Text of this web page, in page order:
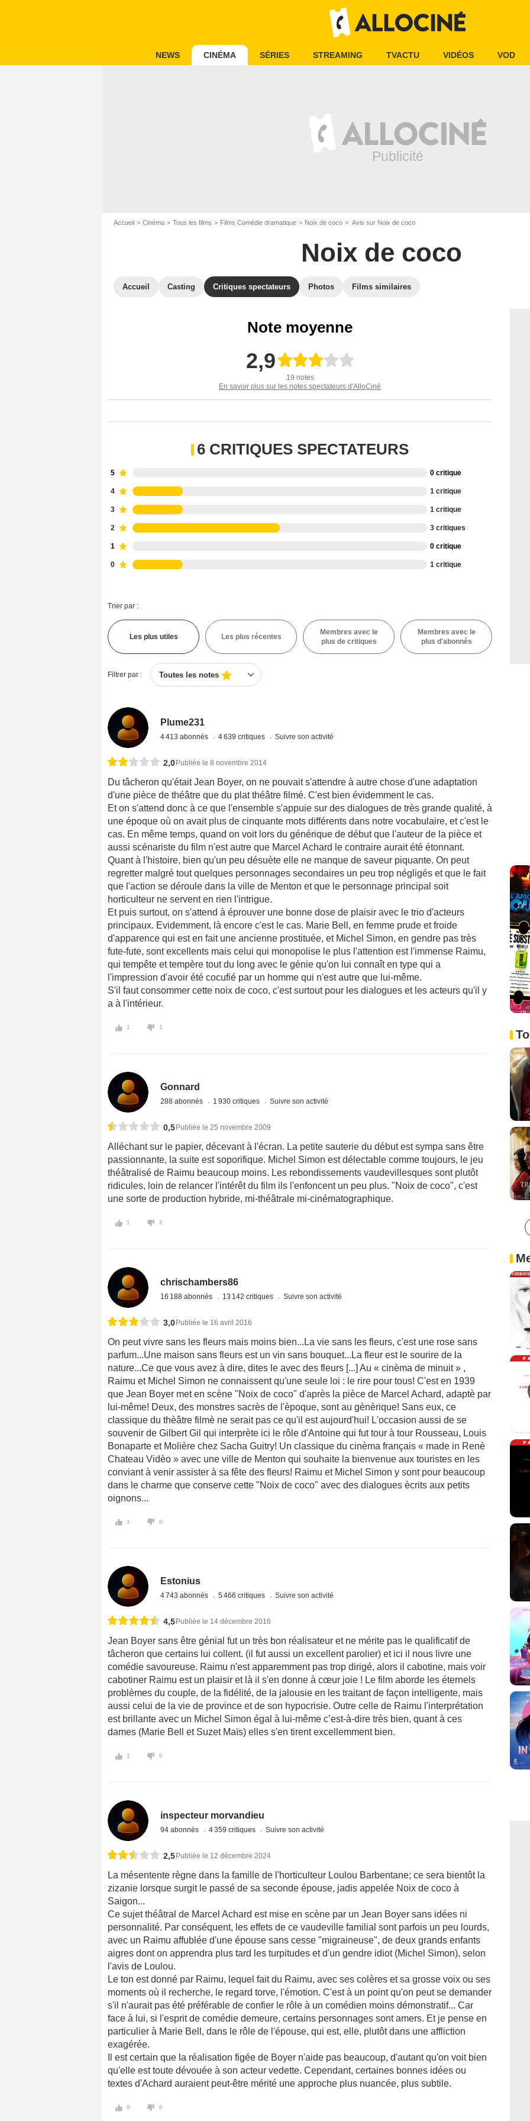
NEWS CINÉMA SÉRIES STREAMING TVACTU VIDÉOS VOD
Accueil Cinéma Tous les films Films Comédie dramatique Noix de coco Avis sur Noix de coco
Noix de coco
Accueil Casting Critiques spectateurs Photos Films similaires
Note moyenne
2,9
19 notes
En savoir plus sur les notes spectateurs d'AlloCiné
6 CRITIQUES SPECTATEURS
5 0 critique
4 1 critique
3 1 critique
2 3 critiques
1 0 critique
0 1 critique
Trier par :
Les plus utiles Les plus récentes
Membres avec le
plus de critiques
Membres avec le
plus d'abonnés
Filtrer par : Toutes les notes
Plume231
4 413 abonnés 4 639 critiques Suivre son activité
2,0 Publiée le 8 novembre 2014
Du tâcheron qu'était Jean Boyer, on ne pouvait s'attendre à autre chose d'une adaptation
d'une pièce de théâtre que du plat théâtre filmé. C'est bien évidemment le cas.
Et on s'attend donc à ce que l'ensemble s'appuie sur des dialogues de très grande qualité, à
une époque où on avait plus de cinquante mots différents dans notre vocabulaire, et c'est le
cas. En même temps, quand on voit lors du générique de début que l'auteur de la pièce et
aussi scénariste du film n'est autre que Marcel Achard le contraire aurait été étonnant.
Quant à l'histoire, bien qu'un peu désuète elle ne manque de saveur piquante. On peut
regretter malgré tout quelques personnages secondaires un peu trop négligés et que le fait
que l'action se déroule dans la ville de Menton et que le personnage principal soit
horticulteur ne servent en rien l'intrigue.
Et puis surtout, on s'attend à éprouver une bonne dose de plaisir avec le trio d'acteurs
principaux. Evidemment, là encore c'est le cas. Marie Bell, en femme prude et froide
d'apparence qui est en fait une ancienne prostituée, et Michel Simon, en gendre pas très
fute-fute, sont excellents mais celui qui monopolise le plus l'attention est l'immense Raimu,
qui tempête et tempère tout du long avec le génie qu'on lui connaît en type qui a
l'impression d'avoir été cocufié par un homme qui n'est autre que lui-même.
S'il faut consommer cette noix de coco, c'est surtout pour les dialogues et les acteurs qu'il y
a à l'intérieur.
1 1
Gonnard
288 abonnés 1 930 critiques Suivre son activité
0,5Publiée le 25 novembre 2009
Alléchant sur le papier, décevant à l'écran. La petite sauterie du début est sympa sans être
passionnante, la suite est soporifique. Michel Simon est délectable comme toujours, le jeu
théâtralisé de Raimu beaucoup moins. Les rebondissements vaudevillesques sont plutôt
ridicules, loin de relancer l'intérêt du film ils l'enfoncent un peu plus. "Noix de coco", c'est
une sorte de production hybride, mi-théâtrale mi-cinématographique.
1 2
chrischambers86
16 188 abonnés 13 142 critiques Suivre son activité
3,0Publiée le 16 avril 2016
On peut vivre sans les fleurs mais moins bien...La vie sans les fleurs, c'est une rose sans
parfum...Une maison sans fleurs est un vin sans bouquet...La fleur est le sourire de la
nature...Ce que vous avez à dire, dites le avec des fleurs [...] Au « cinèma de minuit » ,
Raimu et Michel Simon ne connaissent qu'une seule loi : le rire pour tous! C'est en 1939
que Jean Boyer met en scène "Noix de coco" d'après la pièce de Marcel Achard, adaptè par
lui-même! Deux, des monstres sacrès de l'èpoque, sont au gènèrique! Sans eux, ce
classique du thèâtre filmè ne serait pas ce qu'il est aujourd'hui! L'occasion aussi de se
souvenir de Gilbert Gil qui interprète ici le rôle d'Antoine qui fut tour à tour Rousseau, Louis
Bonaparte et Molière chez Sacha Guitry! Un classique du cinèma français « made in Renè
Chateau Vidèo » avec une ville de Menton qui souhaite la bienvenue aux touristes en les
conviant à venir assister à sa fête des fleurs! Raimu et Michel Simon y sont pour beaucoup
dans le charme que conserve cette "Noix de coco" avec des dialogues ècrits aux petits
oignons...
1 0
Estonius
4 743 abonnés 5 466 critiques Suivre son activité
4,5 Publiée le 14 décembre 2016
Jean Boyer sans être génial fut un très bon réalisateur et ne mérite pas le qualificatif de
tâcheron que certains lui collent. (il fut aussi un excellent parolier) et ici il nous livre une
comédie savoureuse. Raimu n'est apparemment pas trop dirigé, alors il cabotine, mais voir
cabotiner Raimu est un plaisir et là il s'en donne à cœur joie ! Le film aborde les éternels
problèmes du couple, de la fidélité, de la jalousie en les traitant de façon intelligente, mais
aussi celui de la vie de province et de son hypocrisie. Outre celle de Raimu l'interprétation
est brillante avec un Michel Simon égal à lui-même c’est-à-dire très bien, quant à ces
dames (Marie Bell et Suzet Maïs) elles s'en tirent excellemment bien.
1 0
inspecteur morvandieu
94 abonnés 4 359 critiques Suivre son activité
2,5 Publiée le 12 décembre 2024
La mésentente règne dans la famille de l'horticulteur Loulou Barbentane; ce sera bientôt la
zizanie lorsque surgit le passé de sa seconde épouse, jadis appelée Noix de coco à
Saigon...
Ce sujet théâtral de Marcel Achard est mise en scène par un Jean Boyer sans idées ni
personnalité. Par conséquent, les effets de ce vaudeville familial sont parfois un peu lourds,
avec un Raimu affublée d'une épouse sans cesse "migraineuse", de deux grands enfants
aigres dont on apprendra plus tard les turpitudes et d'un gendre idiot (Michel Simon), selon
l'avis de Loulou.
Le ton est donné par Raimu, lequel fait du Raimu, avec ses colères et sa grosse voix ou ses
moments où il recherche, le regard torve, l'émotion. C'est à un point qu'on peut se demander
s'il n'aurait pas été préférable de confier le rôle à un comédien moins démonstratif... Car
face à lui, si l'esprit de comédie demeure, certains personnages sont amers. Et je pense en
particulier à Marie Bell, dans le rôle de l'épouse, qui est, elle, plutôt dans une affliction
exagérée.
Il est certain que la réalisation figée de Boyer n'aide pas beaucoup, d'autant qu'on voit bien
qu'elle est toute dévouée à son acteur vedette. Cependant, certaines bonnes idées ou
textes d'Achard auraient peut-être mérité une approche plus nuancée, plus subtile.
0 0